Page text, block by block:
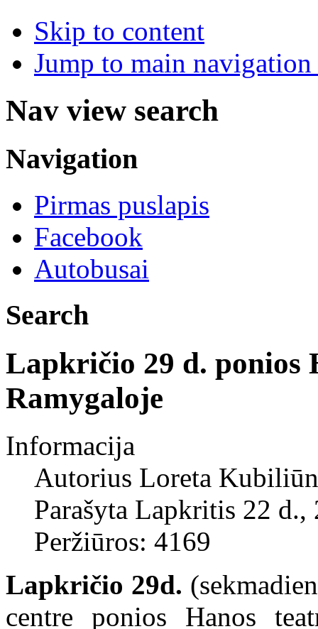
Skip to content
Jump to main
Nav view search
Navigation
Pirmas puslapis
Facebook
Autobusai
Search
Lapkričio 29 d. ponios
Ramygaloje
Informacija
Autorius Loreta
Parašyta Lapkritis 22 d.,
Peržiūros: 4169
Lapkričio 29d.
centre ponios Hanos